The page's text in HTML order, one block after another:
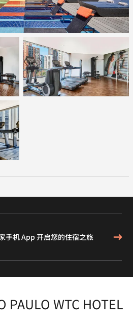
手机 App 开启您的住宿之旅
PAULO WTC HOTEL